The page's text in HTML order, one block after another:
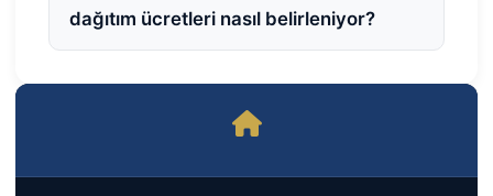
dağıtım ücretleri nasıl belirleniyor?